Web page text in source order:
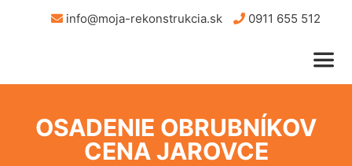
info@moja-rekonstrukcia.sk 0911 655 512
OSADENIE OBRUBNÍKOV
CENA JAROVCE